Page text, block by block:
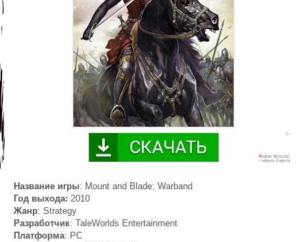
Название игры: Mount and Blade: Warband
Год выхода: 2010
Жанр: Strategy
Разработчик: TaleWorlds Entertainment
Платформа: PC